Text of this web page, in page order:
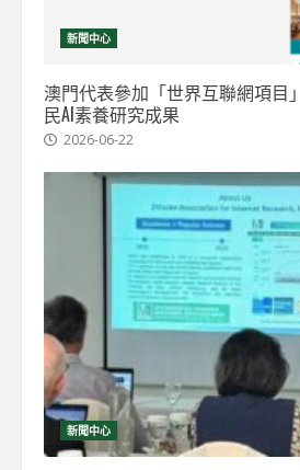
新聞中心
澳門代表參加「世界互聯網項目
民AI素養研究成果
2026-06-22
新聞中心